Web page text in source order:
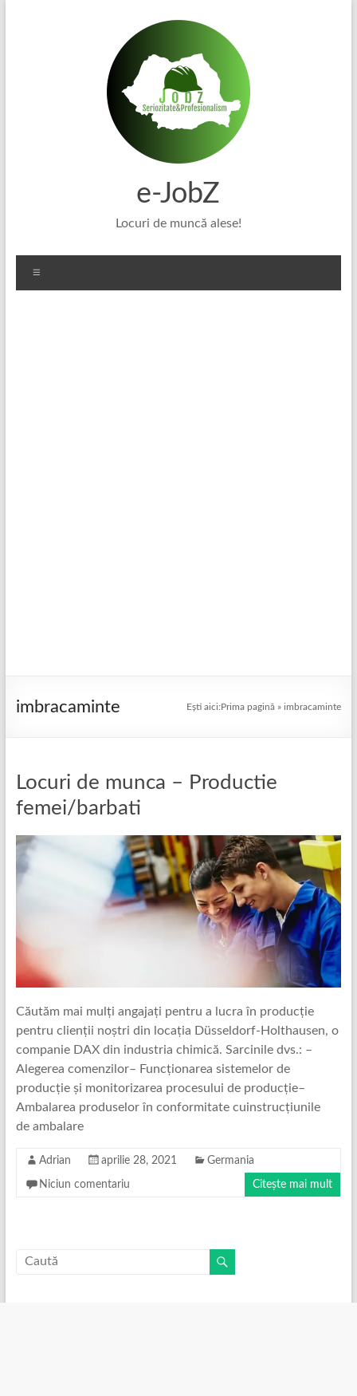
e-JobZ
Locuri de muncă alese!
imbracaminte Ești aici:Prima pagină »imbracaminte
Locuri de munca – Productie
femei/barbati
Căutăm mai mulți angajați pentru a lucra în producție
pentru clienții noștri din locația Düsseldorf-Holthausen, o
companie DAX din industria chimică. Sarcinile dvs.: –
Alegerea comenzilor– Funcționarea sistemelor de
producție și monitorizarea procesului de producție–
Ambalarea produselor în conformitate cuinstrucțiunile
de ambalare
Adrian aprilie 28, 2021 Germania
Niciun comentariu Citește mai mult